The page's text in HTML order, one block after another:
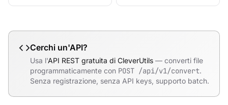
Cerchi un'API?
Usa l'API REST gratuita di CleverUtils — converti file
programmaticamente con POST /api/v1/convert.
Senza registrazione, senza API keys, supporto batch.